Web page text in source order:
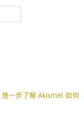
進一步了解 Akismet 如何